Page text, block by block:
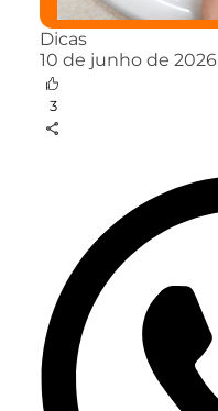
Dicas
10 de junho de 2026
3